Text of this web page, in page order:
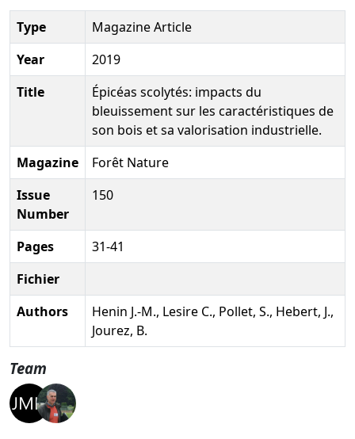
Type
Magazine Article
Year
2019
Title
Épicéas scolytés: impacts du
bleuissement sur les caractéristiques de
son bois et sa valorisation industrielle.
Magazine
Forêt Nature
Issue
Number
150
Pages
31-41
Fichier
Authors
Henin J.-M., Lesire C., Pollet, S., Hebert, J.,
Jourez, B.
Team